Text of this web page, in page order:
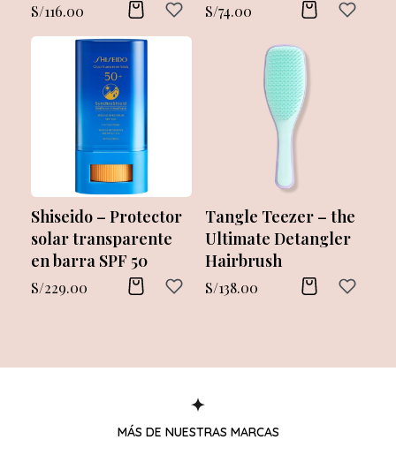
S/116.00 S/74.00
Shiseido – Protector
solar transparente
en barra SPF 50
S/229.00
Tangle Teezer – the
Ultimate Detangler
Hairbrush
S/138.00
MÁS DE NUESTRAS MARCAS